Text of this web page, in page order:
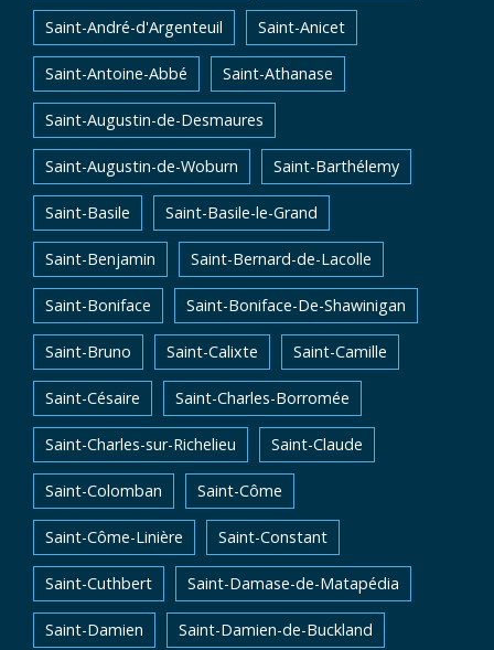
Saint-André-d'Argenteuil Saint-Anicet
Saint-Antoine-Abbé Saint-Athanase
Saint-Augustin-de-Desmaures
Saint-Augustin-de-Woburn Saint-Barthélemy
Saint-Basile Saint-Basile-le-Grand
Saint-Benjamin Saint-Bernard-de-Lacolle
Saint-Boniface Saint-Boniface-De-Shawinigan
Saint-Bruno Saint-Calixte Saint-Camille
Saint-Césaire Saint-Charles-Borromée
Saint-Charles-sur-Richelieu Saint-Claude
Saint-Colomban Saint-Côme
Saint-Côme-Linière Saint-Constant
Saint-Cuthbert Saint-Damase-de-Matapédia
Saint-Damien Saint-Damien-de-Buckland